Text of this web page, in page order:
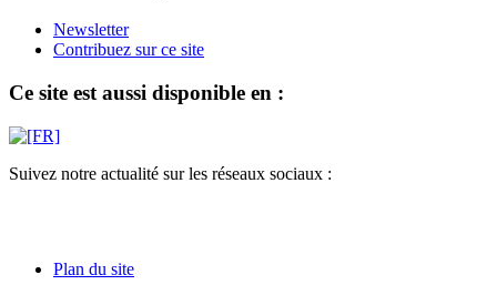
Newsletter
Contribuez sur ce site
Ce site est aussi disponible en :
Suivez notre actualité sur les réseaux sociaux :
Plan du site